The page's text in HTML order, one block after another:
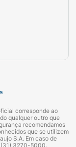
corresponde ao
qualquer outro que
recomendamos
que se utilizem
S.A. Em caso de
3270-5000.